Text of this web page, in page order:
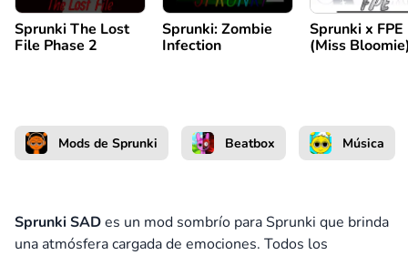
Sprunki The Lost
File Phase 2
Sprunki: Zombie
Infection
Sprunki x FPE
(Miss
Mods de Sprunki Beatbox Música
Sprunki SADes un mod sombrío para Sprunki que brinda
una atmósfera cargada de emociones. Todos los